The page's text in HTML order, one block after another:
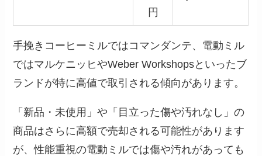
円
手挽きコーヒーミルではコマンダンテ、電動ミル
ではマルケニッヒやWeber Workshopsといったブ
ランドが特に高値で取引される傾向があります。
「新品・未使用」や「目立った傷や汚れなし」の
商品はさらに高額で売却される可能性があります
が、性能重視の電動ミルでは傷や汚れがあっても